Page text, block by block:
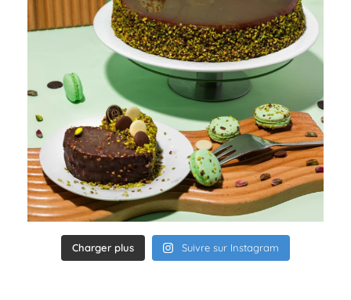
Charger plus Suivre sur Instagram